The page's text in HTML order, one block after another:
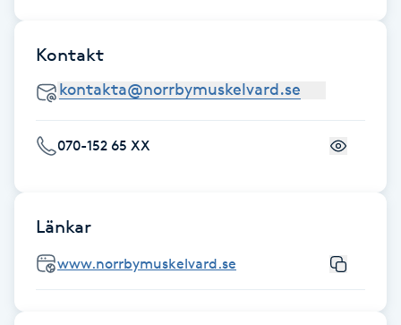
Fotsvamp
Fransar
Fransfärgning
Fransförlängning
Fransförlängning Megavolym
Kontakt
070-152 65 XX
Länkar
www.norrbymuskelvard.se